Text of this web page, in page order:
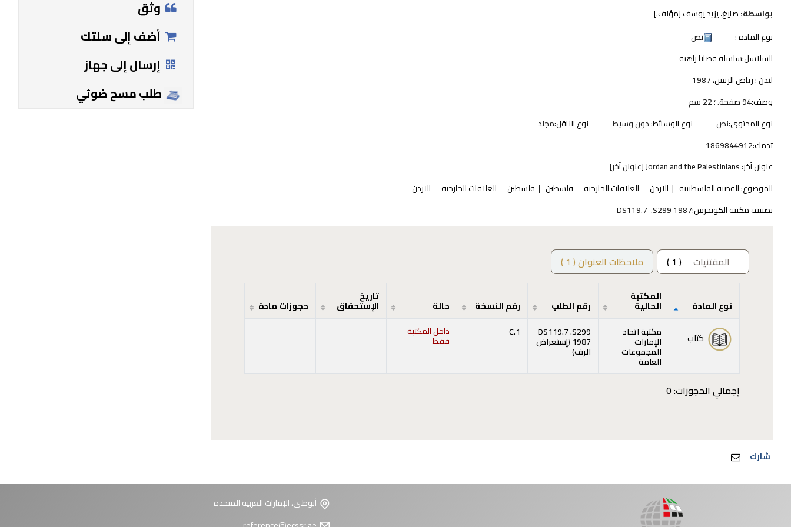
بواسطة:صايغ، يزيد يوسف[مؤلف.]
نوع المادة :
نص
السلاسل:سلسلة قضايا راهنة
لندن :رياض الريس،
وصف:94 صفحة. ؛ 22 سم
نوع المحتوى:نص‎ نوع الوسائط:دون وسيط‎ نوع الناقل:مجلد‎
تدمك:1869844912
عنوان آخر:Jordan and the Palestinians [عنوان آخر]
الموضوع:القضية الفلسطينية الاردن -- العلاقات الخارجية -- فلسطين
فلسطين -- العلاقات الخارجية -- الاردن
تصنيف مكتبة الكونجرس:DS119.7 .S299 1987
المقتنيات ( 1 ) ملاحظات العنوان ( 1 )
المقتنيات
نوع المادة
المكتبة
الحالية رقم الطلب رقم النسخة حالة
تاريخ
الإستحقاق حجوزات مادة
كتاب مكتبة اتحاد
الإمارات
المجموعات
العامة
DS119.7 .S299
1987 ( إستعراض
الرف(يفتح أدناه)
)
C.1 داخل المكتبة
فقط
إجمالي الحجوزات: 0
وثق
أضف إلى سلتك
إرسال إلى جهاز
طلب مسح ضوئي
شارك
أبوظبي، الإمارات العربية المتحدة